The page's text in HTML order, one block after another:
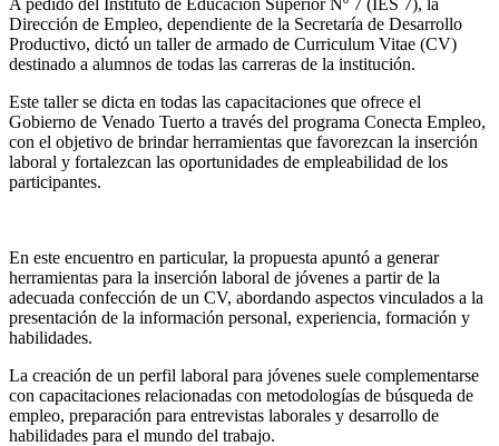
Dirección de Empleo, dependiente de la Secretaría de Desarrollo
Productivo, dictó un taller de armado de Curriculum Vitae (CV)
destinado a alumnos de todas las carreras de la institución.
Este taller se dicta en todas las capacitaciones que ofrece el
Gobierno de Venado Tuerto a través del programa Conecta Empleo,
con el objetivo de brindar herramientas que favorezcan la inserción
laboral y fortalezcan las oportunidades de empleabilidad de los
participantes.
En este encuentro en particular, la propuesta apuntó a generar
herramientas para la inserción laboral de jóvenes a partir de la
adecuada confección de un CV, abordando aspectos vinculados a la
presentación de la información personal, experiencia, formación y
habilidades.
La creación de un perfil laboral para jóvenes suele complementarse
con capacitaciones relacionadas con metodologías de búsqueda de
empleo, preparación para entrevistas laborales y desarrollo de
habilidades para el mundo del trabajo.